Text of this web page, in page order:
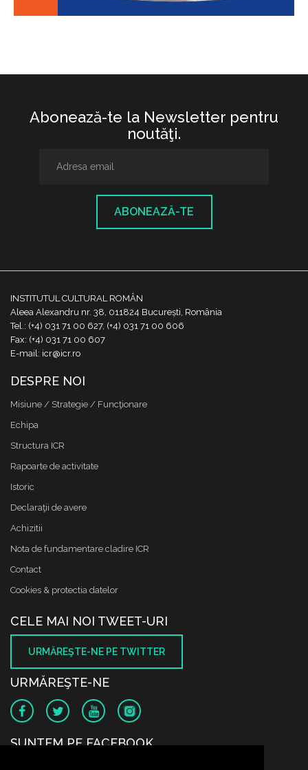
Abonează-te la Newsletter pentru
noutăţi.
ABONEAZĂ-TE
INSTITUTUL CULTURAL ROMÂN
Aleea Alexandru nr. 38, 011824 București, România
Tel.: (+4) 031 71 00 627, (+4) 031 71 00 606
Fax: (+4) 031 71 00 607
E-mail: icr@icr.ro
DESPRE NOI
Misiune / Strategie / Funcţionare
Echipa
Structura ICR
Rapoarte de activitate
Istoric
Declaraţii de avere
Achizitii
Nota de fundamentare cladire ICR
Contact
Cookies & protectia datelor
CELE MAI NOI TWEET-URI
URMĂREŞTE-NE PE TWITTER
URMĂREŞTE-NE
SUNTEM PE FACEBOOK